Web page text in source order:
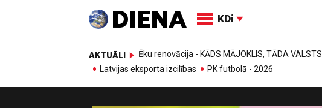
KDi
AKTUĀLI Ēku renovācija - KĀDS MĀJOKLIS, TĀDA VALSTS
Latvijas eksporta izcilības
PK futbolā - 2026